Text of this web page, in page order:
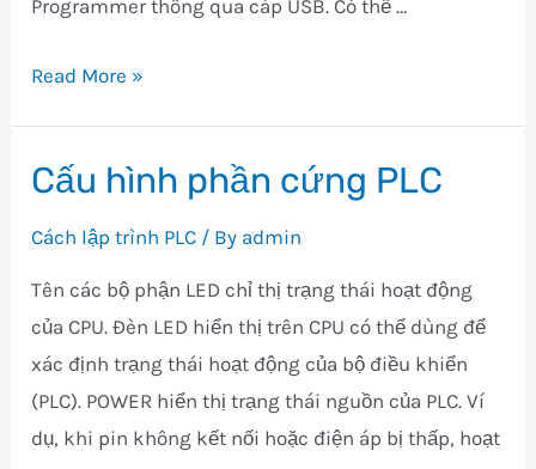
Programmer thông qua cáp USB. Có thể …
Hướng
mềm
CX-
(CX-
Programmer)
Read More »
Cấu hình phần cứng PLC
Cách lập trình PLC / By admin
Tên các bộ phận LED chỉ thị trạng thái hoạt động
của CPU. Đèn LED hiển thị trên CPU có thể dùng để
xác định trạng thái hoạt động của bộ điều khiển
(PLC). POWER hiển thị trạng thái nguồn của PLC. Ví
dụ, khi pin không kết nối hoặc điện áp bị thấp, hoạt